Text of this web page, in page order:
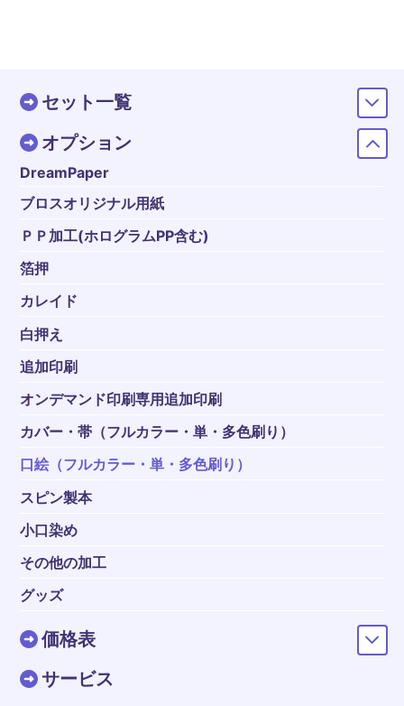
セット一覧
オプション
DreamPaper
ブロスオリジナル用紙
ＰＰ加工(ホログラムPP含む)
箔押
カレイド
白押え
追加印刷
オンデマンド印刷専用追加印刷
カバー・帯（フルカラー・単・多色刷り）
口絵（フルカラー・単・多色刷り）
スピン製本
小口染め
その他の加工
グッズ
価格表
サービス